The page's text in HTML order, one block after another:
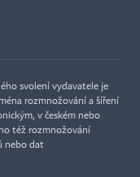
svolení vydavatele je
rozmnožování a šíření
v českém nebo
též rozmnožování
nebo dat